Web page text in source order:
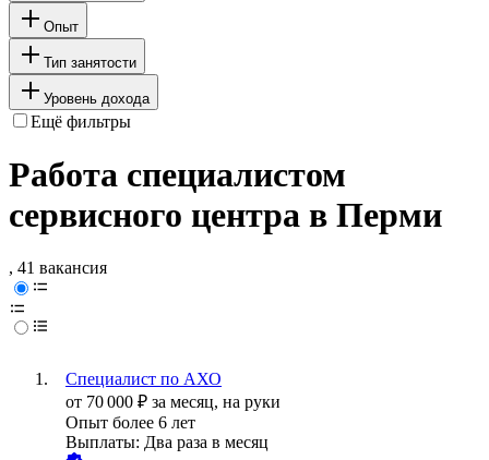
Опыт
Тип занятости
Уровень дохода
Ещё фильтры
Работа специалистом
сервисного центра в Перми
, 41 вакансия
Специалист по АХО
от 70 000 ₽ за месяц, на руки
Опыт более 6 лет
Выплаты: Два раза в месяц